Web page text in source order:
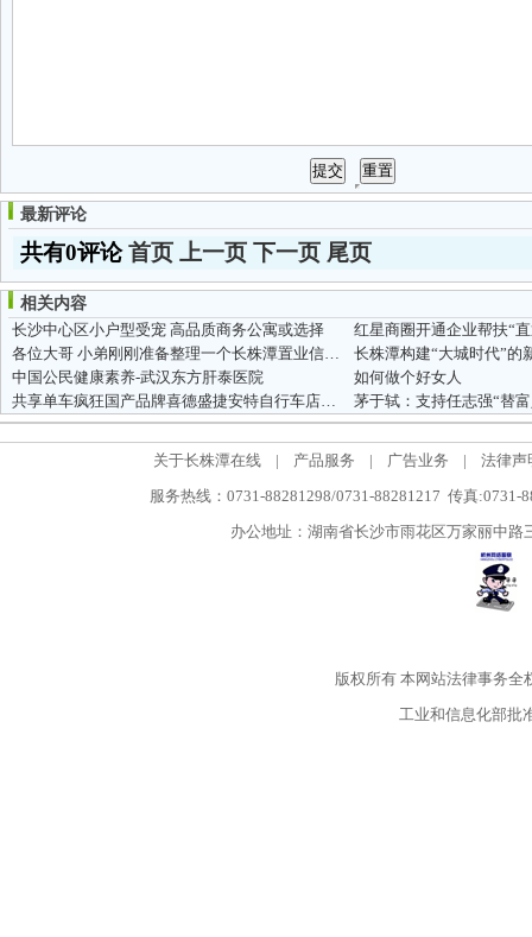
最新评论
共有0评论首页 上一页 下一页 尾页
相关内容
长沙中心区小户型受宠 高品质商务公寓或选择
各位大哥 小弟刚刚准备整理一个长株潭置业信息网
长株潭构建“大城时代”的
中国公民健康素养-武汉东方肝泰医院
如何做个好女人
共享单车疯狂国产品牌喜德盛捷安特自行车店大规模倒闭
关于长株潭在线 | 产品服务 | 广告业务 |
法律声
服务热线：0731-88281298/0731-88281217 传真:0731-
办公地址：湖南省长沙市雨花区万家丽中
版权所有本网站法律事务全
工业和信息化部批